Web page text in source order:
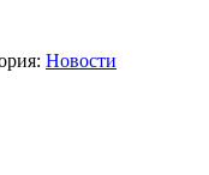
Новости